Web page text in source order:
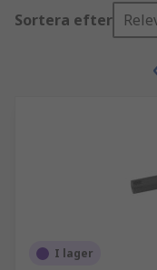
Sortera efter
I lager